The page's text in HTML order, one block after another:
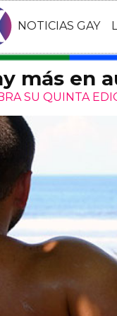
NOTICIAS GAY
más en
SU QUINTA